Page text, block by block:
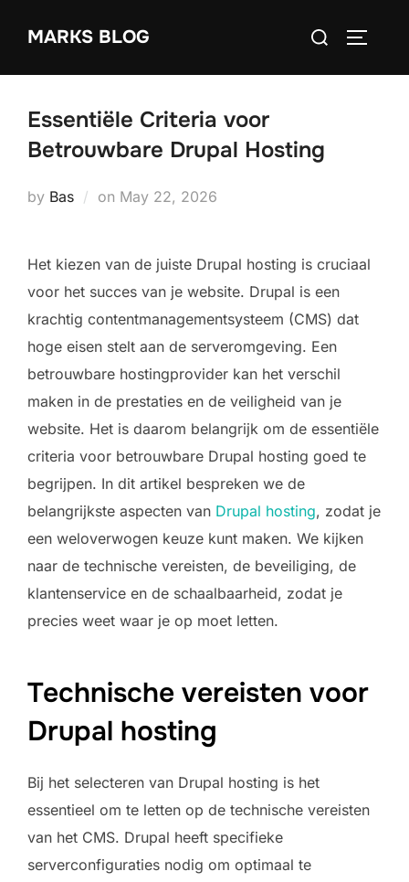
MARKS BLOG
Search
Essentiële Criteria voor
Betrouwbare Drupal Hosting
by Bas on Posted
May 22, 2026
Het kiezen van de juiste Drupal hosting is cruciaal
voor het succes van je website. Drupal is een
krachtig contentmanagementsysteem (CMS) dat
hoge eisen stelt aan de serveromgeving. Een
betrouwbare hostingprovider kan het verschil
maken in de prestaties en de veiligheid van je
website. Het is daarom belangrijk om de essentiële
criteria voor betrouwbare Drupal hosting goed te
begrijpen. In dit artikel bespreken we de
belangrijkste aspecten van Drupal hosting, zodat je
een weloverwogen keuze kunt maken. We kijken
naar de technische vereisten, de beveiliging, de
klantenservice en de schaalbaarheid, zodat je
precies weet waar je op moet letten.
Technische vereisten voor
Drupal hosting
Bij het selecteren van Drupal hosting is het
essentieel om te letten op de technische vereisten
van het CMS. Drupal heeft specifieke
serverconfiguraties nodig om optimaal te